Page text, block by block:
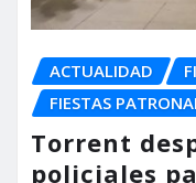
ACTUALIDAD
FIESTAS
Torrent
policiales